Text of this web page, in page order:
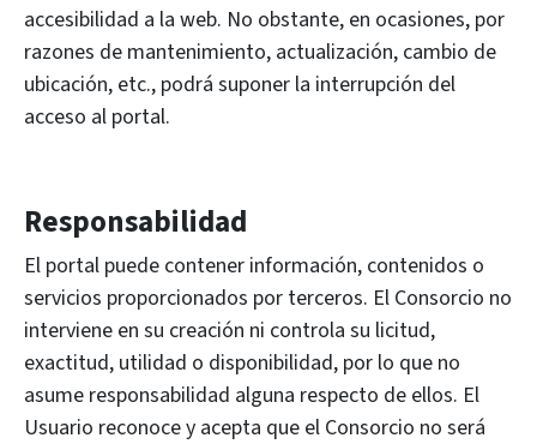
accesibilidad a la web. No obstante, en ocasiones, por
razones de mantenimiento, actualización, cambio de
ubicación, etc., podrá suponer la interrupción del
acceso al portal.
Responsabilidad
El portal puede contener información, contenidos o
servicios proporcionados por terceros. El Consorcio no
interviene en su creación ni controla su licitud,
exactitud, utilidad o disponibilidad, por lo que no
asume responsabilidad alguna respecto de ellos. El
Usuario reconoce y acepta que el Consorcio no será